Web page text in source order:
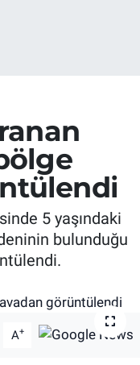
5 yaşındaki
bulunduğu
A+